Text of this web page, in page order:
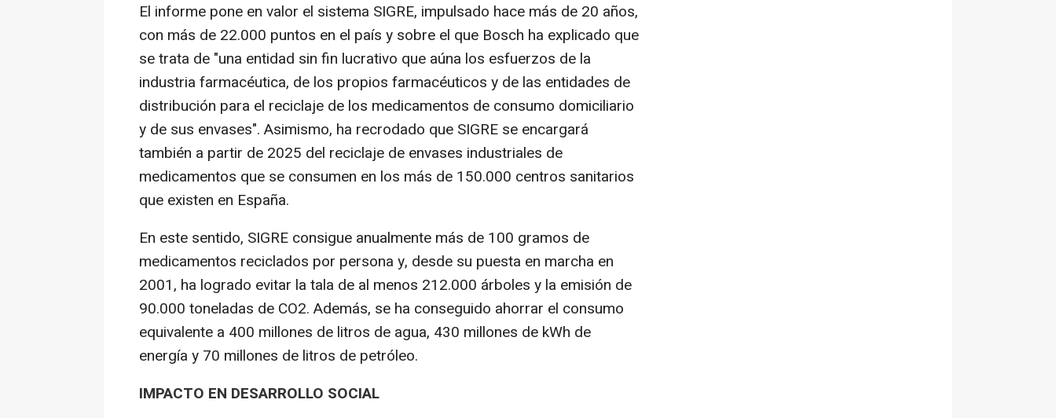
El informe pone en valor el sistema SIGRE, impulsado hace más de 20 años,
con más de 22.000 puntos en el país y sobre el que Bosch ha explicado que
se trata de "una entidad sin fin lucrativo que aúna los esfuerzos de la
industria farmacéutica, de los propios farmacéuticos y de las entidades de
distribución para el reciclaje de los medicamentos de consumo domiciliario
y de sus envases". Asimismo, ha recrodado que SIGRE se encargará
también a partir de 2025 del reciclaje de envases industriales de
medicamentos que se consumen en los más de 150.000 centros sanitarios
que existen en España.
En este sentido, SIGRE consigue anualmente más de 100 gramos de
medicamentos reciclados por persona y, desde su puesta en marcha en
2001, ha logrado evitar la tala de al menos 212.000 árboles y la emisión de
90.000 toneladas de CO2. Además, se ha conseguido ahorrar el consumo
equivalente a 400 millones de litros de agua, 430 millones de kWh de
energía y 70 millones de litros de petróleo.
IMPACTO EN DESARROLLO SOCIAL